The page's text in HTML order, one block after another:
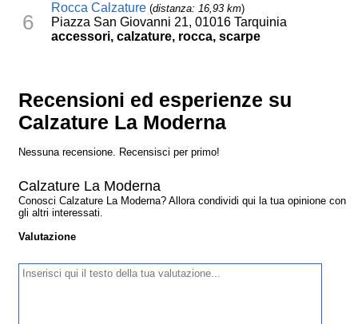
6
Rocca Calzature (distanza: 16,93 km)
Piazza San Giovanni 21, 01016 Tarquinia
accessori, calzature, rocca, scarpe
Recensioni ed esperienze su
Calzature La Moderna
Nessuna recensione. Recensisci per primo!
Calzature La Moderna
Conosci Calzature La Moderna? Allora condividi qui la tua opinione con
gli altri interessati.
Valutazione